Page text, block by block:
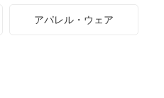
アパレル・ウェア